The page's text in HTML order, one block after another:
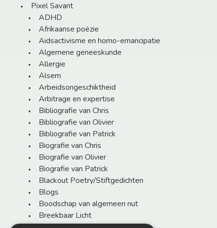
Pixel Savant
ADHD
Afrikaanse poëzie
Aidsactivisme en homo-emancipatie
Algemene geneeskunde
Allergie
Alsem
Arbeidsongeschiktheid
Arbitrage en expertise
Bibliografie van Chris
Bibliografie van Olivier
Bibliografie van Patrick
Biografie van Chris
Biografie van Olivier
Biografie van Patrick
Blackout Poetry/Stiftgedichten
Blogs
Boodschap van algemeen nut
Breekbaar Licht